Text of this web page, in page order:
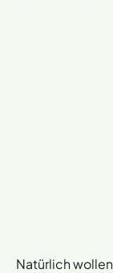
Natürlich